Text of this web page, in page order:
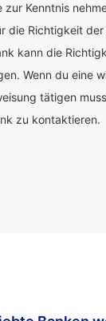
zur Kenntnis
die Richtigkeit
kann die
Wenn du eine
tätigen
zu kontaktieren.